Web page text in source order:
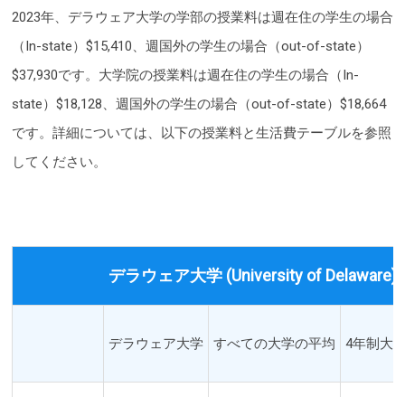
2023年、デラウェア大学の学部の授業料は週在住の学生の場合
（In-state）$15,410、週国外の学生の場合（out-of-state）
$37,930です。大学院の授業料は週在住の学生の場合（In-
state）$18,128、週国外の学生の場合（out-of-state）$18,664
です。詳細については、以下の授業料と生活費テーブルを参照
してください。
デラウェア大学 (University of Delaware)
デラウェア大学 すべての大学の平均 4年制大